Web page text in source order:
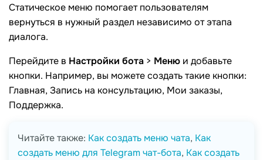
Статическое меню помогает пользователям
вернуться в нужный раздел независимо от этапа
диалога.
Перейдите в Настройки бота > Меню и добавьте
кнопки. Например, вы можете создать такие кнопки:
Главная, Запись на консультацию, Мои заказы,
Поддержка.
Читайте также: Как создать меню чата, Как
создать меню для Telegram чат-бота, Как создать